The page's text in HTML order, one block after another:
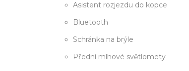
Asistent rozjezdu do kopce
Bluetooth
Schránka na brýle
Přední mlhové světlomety